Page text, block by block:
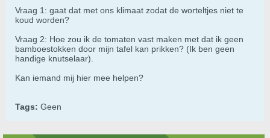
Vraag 1: gaat dat met ons klimaat zodat de worteltjes niet te
koud worden?
Vraag 2: Hoe zou ik de tomaten vast maken met dat ik geen
bamboestokken door mijn tafel kan prikken? (Ik ben geen
handige knutselaar).
Kan iemand mij hier mee helpen?
Tags: Geen